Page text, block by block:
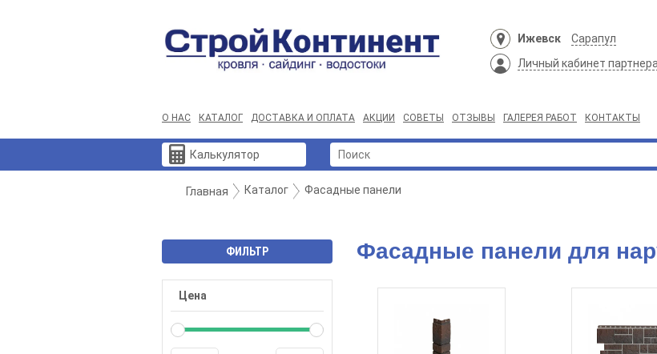
Ижевск
Сарапул
Личный кабинет партнера
О НАС КАТАЛОГ ДОСТАВКА И ОПЛАТА АКЦИИ СОВЕТЫ ОТЗЫВЫ ГАЛЕРЕЯ РАБОТ КОНТАКТЫ
Калькулятор
Главная Каталог Фасадные панели
ФИЛЬТР
Цена
Фасадные панели для